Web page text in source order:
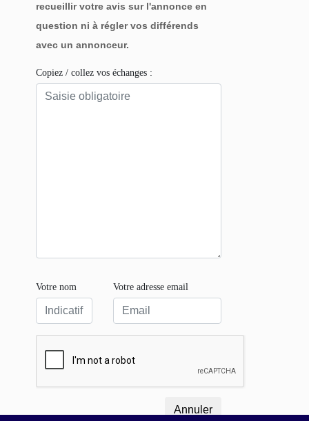
recueillir votre avis sur l'annonce en
question ni à régler vos différends
avec un annonceur.
Copiez / collez vos échanges :
Votre nom Votre adresse email